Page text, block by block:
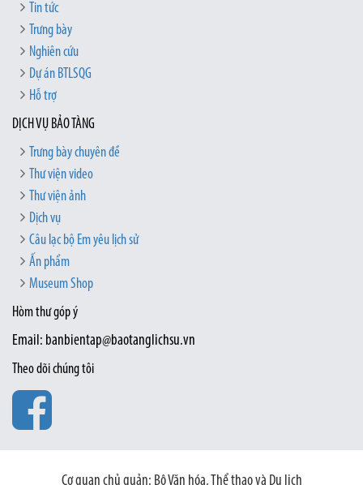
Tin tức
Trưng bày
Nghiên cứu
Dự án BTLSQG
Hỗ trợ
DỊCH VỤ BẢO TÀNG
Trưng bày chuyên đề
Thư viện video
Thư viện ảnh
Dịch vụ
Câu lạc bộ Em yêu lịch sử
Ấn phẩm
Museum Shop
Hòm thư góp ý
Email: banbientap@baotanglichsu.vn
Theo dõi chúng tôi
Cơ quan chủ quản: Bộ Văn hóa, Thể thao và Du lịch